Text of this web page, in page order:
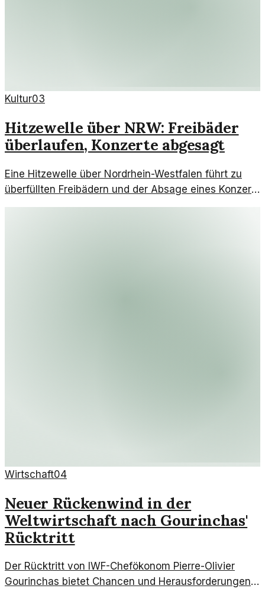
Kultur03
Hitzewelle über NRW: Freibäder
überlaufen, Konzerte abgesagt
Eine Hitzewelle über Nordrhein-Westfalen führt zu
überfüllten Freibädern und der Absage eines Konzerts
eines beliebten Popstars. Wie reagieren die
Wirtschaft04
Neuer Rückenwind in der
Weltwirtschaft nach Gourinchas'
Rücktritt
Der Rücktritt von IWF-Chefökonom Pierre-Olivier
Gourinchas bietet Chancen und Herausforderungen